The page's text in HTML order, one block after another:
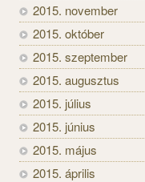
2015. november
2015. október
2015. szeptember
2015. augusztus
2015. július
2015. június
2015. május
2015. április